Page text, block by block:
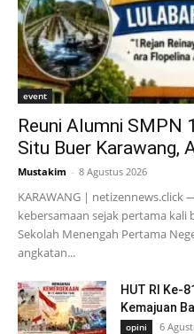
event
Reuni Alumni SMPN
Situ Buer Karawang,
Mustakim - 8 Agustus 2026
KARAWANG |
kebersamaan sejak pertama
Sekolah Menengah Pertama
angkatan...
HUT RI Ke-
Kemajuan
opini 6